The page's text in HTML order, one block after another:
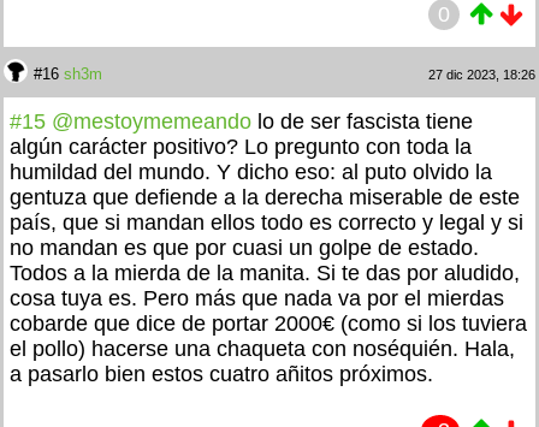
0
#16 sh3m 27 dic 2023, 18:26
#15 @mestoymemeando lo de ser fascista tiene
algún carácter positivo? Lo pregunto con toda la
humildad del mundo. Y dicho eso: al puto olvido la
gentuza que defiende a la derecha miserable de este
país, que si mandan ellos todo es correcto y legal y si
no mandan es que por cuasi un golpe de estado.
Todos a la mierda de la manita. Si te das por aludido,
cosa tuya es. Pero más que nada va por el mierdas
cobarde que dice de portar 2000€ (como si los tuviera
el pollo) hacerse una chaqueta con noséquién. Hala,
a pasarlo bien estos cuatro añitos próximos.